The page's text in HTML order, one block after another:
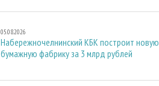
05.08.2026
Набережночелнинский КБК построит новую
бумажную фабрику за 3 млрд рублей